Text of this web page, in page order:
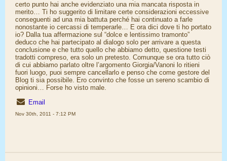
certo punto hai anche evidenziato una mia mancata risposta in
merito… Ti ho suggerito di limitare certe considerazioni eccessive
conseguenti ad una mia battuta perché hai continuato a farle
nonostante io cercassi di temperarle… E ora dici dove ti ho portato
io? Dalla tua affermazione sul “dolce e lentissimo tramonto”
deduco che hai partecipato al dialogo solo per arrivare a questa
conclusione e che tutto quello che abbiamo detto, questione testi
tradotti compreso, era solo un pretesto. Comunque se ora tutto ciò
di cui abbiamo parlato oltre l’argomento Giorgia/Vanoni lo ritieni
fuori luogo, puoi sempre cancellarlo e penso che come gestore del
Blog ti sia possibile. Ero convinto che fosse un sereno scambio di
opinioni… Forse ho visto male.
Email
Nov 30th, 2011 - 7:12 PM